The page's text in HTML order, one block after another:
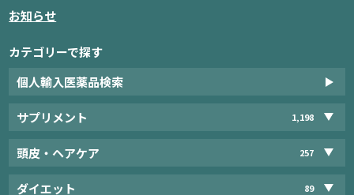
お知らせ
カテゴリーで探す
個人輸入医薬品検索
サプリメント 1,198
頭皮・ヘアケア 257
ダイエット 89